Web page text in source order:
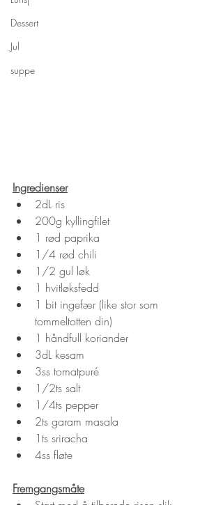
Dessert
Jul
suppe
Ingredienser
2dL ris
200g kyllingfilet
1 rød paprika
1/4 rød chili
1/2 gul løk
1 hvitløksfedd
1 bit ingefær (like stor som
tommeltotten din)
1 håndfull koriander
3dL kesam
3ss tomatpuré
1/2ts salt
1/4ts pepper
2ts garam masala
1ts sriracha
4ss fløte
Fremgangsmåte